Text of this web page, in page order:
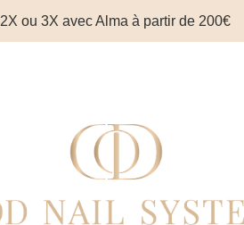
2X ou 3X avec Alma à partir de 200€